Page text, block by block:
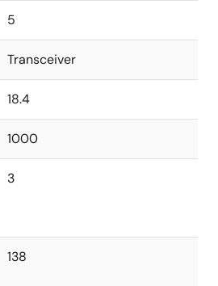
5
Transceiver
18.4
1000
3
138